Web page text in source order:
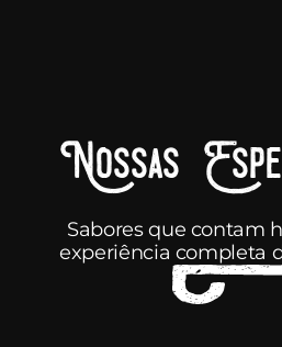
Nossas
Sabores que contam
experiência completa